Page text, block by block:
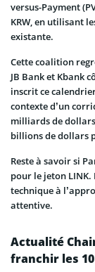
versus-Payment
KRW, en utilisant
existante.
Cette coalition
JB Bank et Kbank
inscrit ce
contexte d’un
milliards de dollars
billions de dollars
Reste à savoir si
pour le jeton LINK.
technique à
attentive.
Actualité
franchir les 10